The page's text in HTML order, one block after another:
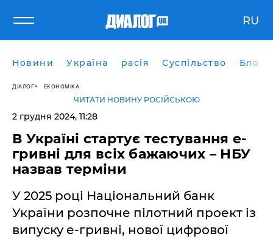
RU
Новини Україна расія Суспільство Блоги
ДІАЛОГ ЕКОНОМІКА
ЧИТАТИ НОВИНУ РОСІЙСЬКОЮ
2 грудня 2024, 11:28
В Україні стартує тестування е-
гривні для всіх бажаючих – НБУ
назвав терміни
У 2025 році Національний банк
України розпочне пілотний проект із
випуску е-гривні, нової цифрової